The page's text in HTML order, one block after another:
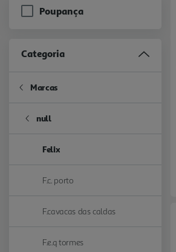
Poupança
Categoria
Marcas
Refine by Categoria: Marcas
null
Refine by Categoria: null
Felix
F.c. porto
Refine by Categoria: F.c. porto
F.cavacas das caldas
Refine by Categoria: F.cavacas das caldas
F.e.q tormes
Refine by Categoria: F.e.q tormes